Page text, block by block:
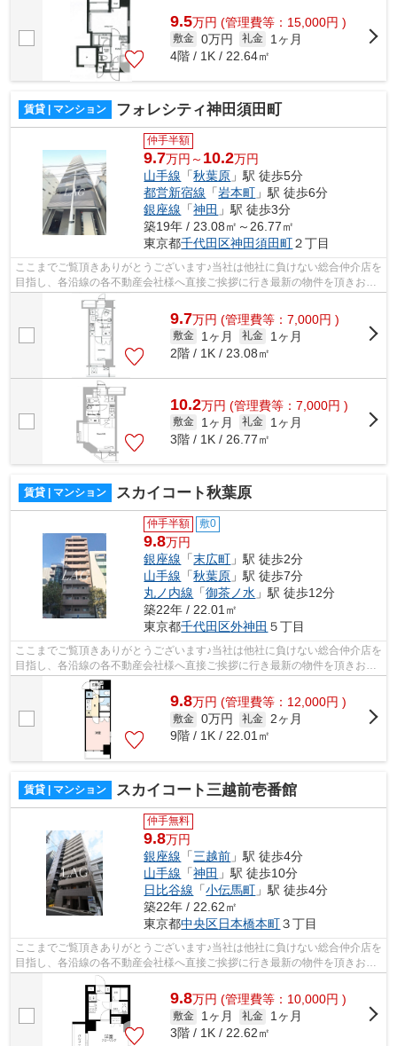
9.5万円 (管理費等：15,000円 )
敷金 0万円 礼金
1ヶ月
4階 / 1K / 22.64㎡
賃貸 | マンション フォレシティ神田須田町
仲手半額
9.7万円～ 10.2万円
山手線 「秋葉原 」駅 徒歩5分
都営新宿線 「岩本町 」駅 徒歩6分
銀座線 「神田 」駅 徒歩3分
築19年 / 23.08㎡～26.77㎡
東京都千代田区神田須田町２丁目
ここまでご覧頂きありがとうございます♪当社は他社に負けない総合仲介店を
目指し、各沿線の各不動産会社様へ直接ご挨拶に行き最新の物件を頂きお客
様へ提供しております！最新の情報は...
9.7万円 (管理費等：7,000円 )
敷金 1ヶ月 礼金
1ヶ月
2階 / 1K / 23.08㎡
10.2万円 (管理費等：7,000円 )
敷金 1ヶ月 礼金
1ヶ月
3階 / 1K / 26.77㎡
賃貸 | マンション スカイコート秋葉原
仲手半額 敷0
9.8万円
銀座線 「末広町 」駅 徒歩2分
山手線 「秋葉原 」駅 徒歩7分
丸ノ内線 「御茶ノ水 」駅 徒歩12分
築22年 / 22.01㎡
東京都千代田区外神田 ５丁目
ここまでご覧頂きありがとうございます♪当社は他社に負けない総合仲介店を
目指し、各沿線の各不動産会社様へ直接ご挨拶に行き最新の物件を頂きお客
様へ提供しております！最新の情報は...
9.8万円 (管理費等：12,000円 )
敷金 0万円 礼金 2ヶ月
9階 / 1K / 22.01㎡
賃貸 | マンション スカイコート三越前壱番館
仲手無料
9.8万円
銀座線 「三越前 」駅 徒歩4分
山手線 「神田 」駅 徒歩10分
日比谷線 「小伝馬町 」駅 徒歩4分
築22年 / 22.62㎡
東京都中央区日本橋本町３丁目
ここまでご覧頂きありがとうございます♪当社は他社に負けない総合仲介店を
目指し、各沿線の各不動産会社様へ直接ご挨拶に行き最新の物件を頂きお客
様へ提供しております！最新の情報は...
9.8万円 (管理費等：10,000円 )
敷金 1ヶ月 礼金
1ヶ月
3階 / 1K / 22.62㎡